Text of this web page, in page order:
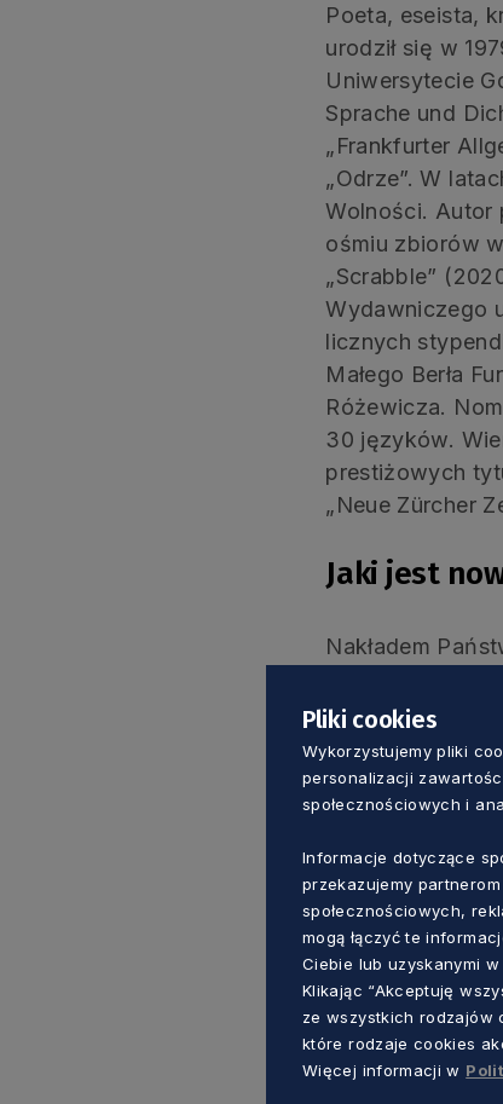
Poeta, eseista,
urodził się w
Uniwersytecie
Sprache und
„Frankfurter
„Odrze”. W
Wolności. Autor
ośmiu zbiorów
„Scrabble”
Wydawniczego
licznych
Małego Berła
Różewicza.
30 języków.
prestiżowych
„Neue Zürcher
Jaki jest
Nakładem
poezji „W
poeta bierze na
obcych,
hermetycznej
Baka, Adam
Różewicz,
Szymborska,
Podsiadło,
Goethe,
Książka nosi
których można
to, że potrafią –
opowieść o
Pliki cookies
Wykorzystujemy pliki
personalizacji
społecznościowych i
Informacje dotyczące
przekazujemy
społecznościowych,
mogą łączyć te
Ciebie lub uzyskanymi
Klikając “Akceptuję
ze wszystkich rodzajów
które rodzaje cookies
Więcej informacji w